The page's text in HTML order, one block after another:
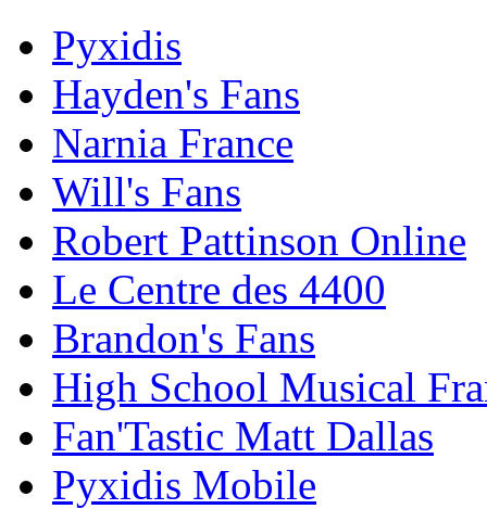
Pyxidis
Hayden's Fans
Narnia France
Will's Fans
Robert Pattinson Online
Le Centre des 4400
Brandon's Fans
High School Musical
Fan'Tastic Matt Dallas
Pyxidis Mobile